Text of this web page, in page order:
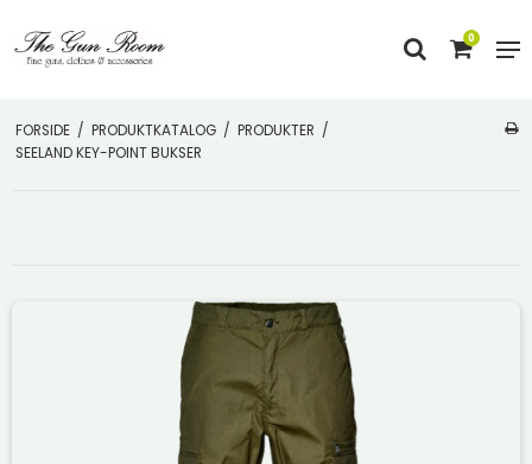
0
FORSIDE / PRODUKTKATALOG / PRODUKTER /
SEELAND KEY-POINT BUKSER